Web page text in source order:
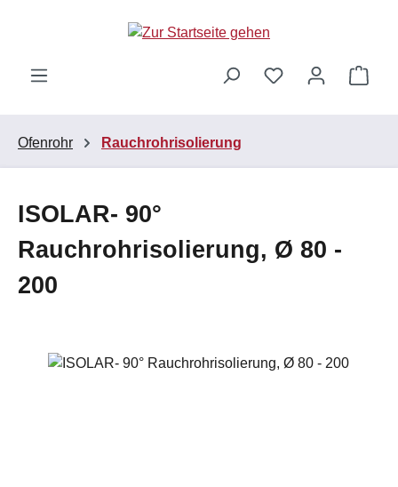
Zum Hauptinhalt springen
Ofenrohr Rauchrohrisolierung
ISOLAR- 90°
Rauchrohrisolierung, Ø 80 -
200
Bildergalerie überspringen